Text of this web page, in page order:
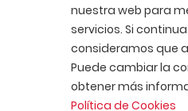
nuestra web para
servicios. Si
consideramos que
Puede cambiar la
obtener más
Política de Cookies
POLÍTICA DE COOKIES
POLÍTICA DE PRIVACIDAD
PCE © 2018. Sitio